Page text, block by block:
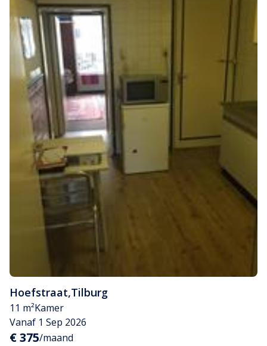
Hoefstraat,Tilburg
11 m²Kamer
Vanaf 1 Sep 2026
€ 375/maand